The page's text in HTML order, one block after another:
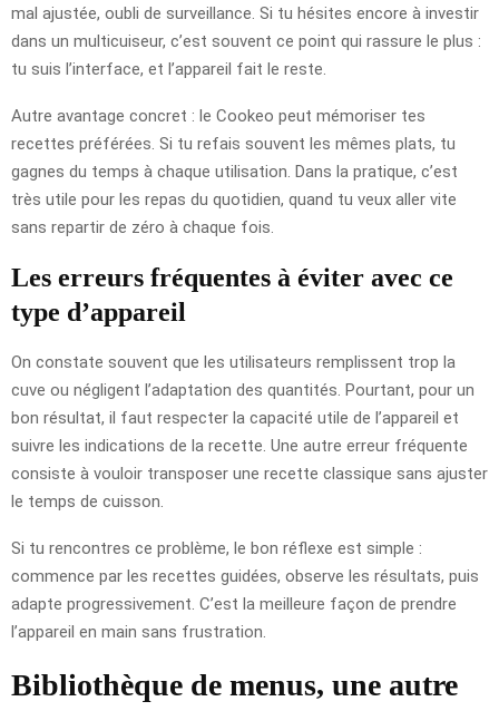
mal ajustée, oubli de surveillance. Si tu hésites encore à investir
dans un multicuiseur, c’est souvent ce point qui rassure le plus :
tu suis l’interface, et l’appareil fait le reste.
Autre avantage concret : le Cookeo peut mémoriser tes
recettes préférées. Si tu refais souvent les mêmes plats, tu
gagnes du temps à chaque utilisation. Dans la pratique, c’est
très utile pour les repas du quotidien, quand tu veux aller vite
sans repartir de zéro à chaque fois.
Les erreurs fréquentes à éviter avec ce
type d’appareil
On constate souvent que les utilisateurs remplissent trop la
cuve ou négligent l’adaptation des quantités. Pourtant, pour un
bon résultat, il faut respecter la capacité utile de l’appareil et
suivre les indications de la recette. Une autre erreur fréquente
consiste à vouloir transposer une recette classique sans ajuster
le temps de cuisson.
Si tu rencontres ce problème, le bon réflexe est simple :
commence par les recettes guidées, observe les résultats, puis
adapte progressivement. C’est la meilleure façon de prendre
l’appareil en main sans frustration.
Bibliothèque de menus, une autre